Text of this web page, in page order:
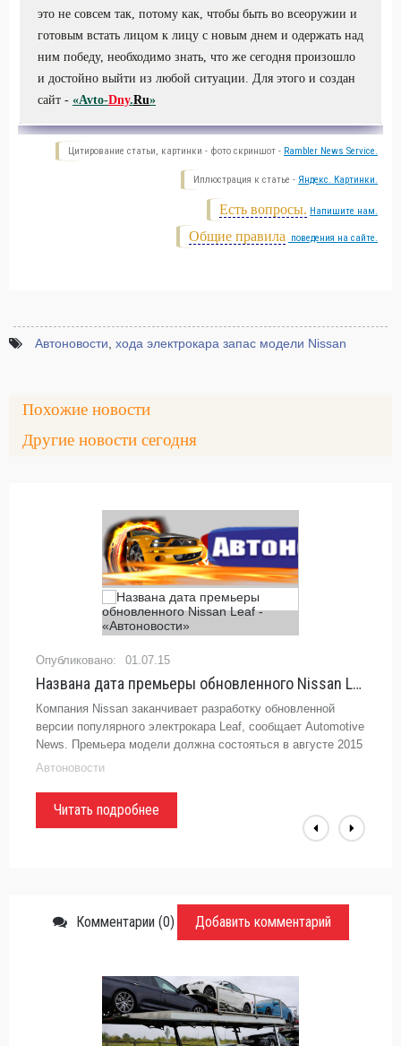
это не совсем так, потому как, чтобы быть во всеоружии и
готовым встать лицом к лицу с новым днем и одержать над
ним победу, необходимо знать, что же сегодня произошло
и достойно выйти из любой ситуации. Для этого и создан
сайт - «Avto-Dny.Ru»
Цитирование статьи, картинки - фото скриншот - Rambler News Service.
Иллюстрация к статье - Яндекс. Картинки.
Есть вопросы. Напишите нам.
Общие правила поведения на сайте.
Автоновости хода электрокара запас модели Nissan
Похожие новости
Другие новости сегодня
01.07.15
Названа дата премьеры обновленного Nissan Leaf - «Автоновости»
Компания Nissan заканчивает разработку обновленной
версии популярного электрокара Leaf, сообщает Automotive
News. Премьера модели должна состояться в августе 2015
года. Автомобиль получит новые аккумуляторы,
Автоновости
Читать подробнее
Комментарии (0) Добавить комментарий